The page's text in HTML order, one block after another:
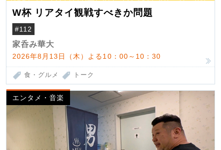
W杯 リアタイ観戦すべきか問題
#112
家呑み華大
2026年8月13日（木）よる10：00～10：30
食・グルメ トーク
エンタメ・音楽